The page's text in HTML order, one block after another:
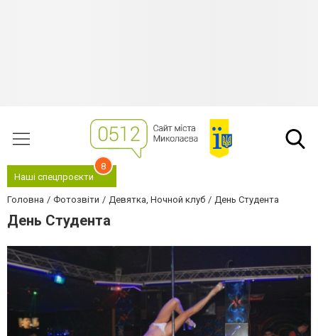
Наші спецпроєкти
8
Головна Фотозвіти Девятка, Ночной клуб День Студента
День Студента